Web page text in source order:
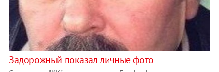
Задорожный показал личные фото